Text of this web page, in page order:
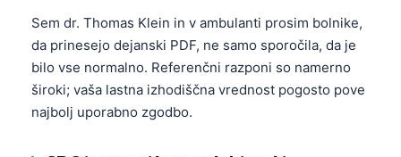
Sem dr. Thomas Klein in v ambulanti prosim bolnike,
da prinesejo dejanski PDF, ne samo sporočila, da je
bilo vse normalno. Referenčni razponi so namerno
široki; vaša lastna izhodiščna vrednost pogosto pove
najbolj uporabno zgodbo.